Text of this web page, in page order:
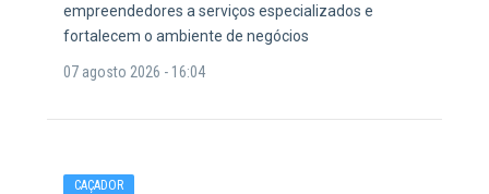
empreendedores a serviços especializados e
fortalecem o ambiente de negócios
07 agosto 2026 - 16:04
CAÇADOR